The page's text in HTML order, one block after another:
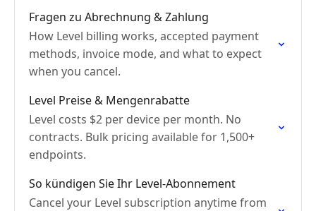
Fragen zu Abrechnung & Zahlung
How Level billing works, accepted payment
methods, invoice mode, and what to expect
when you cancel.
Level Preise & Mengenrabatte
Level costs $2 per device per month. No
contracts. Bulk pricing available for 1,500+
endpoints.
So kündigen Sie Ihr Level-Abonnement
Cancel your Level subscription anytime from